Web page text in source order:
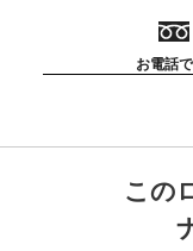
お電話
この